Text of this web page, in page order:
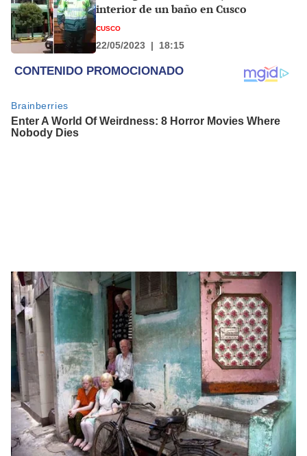
interior de un baño en Cusco
CUSCO
22/05/2023 | 18:15